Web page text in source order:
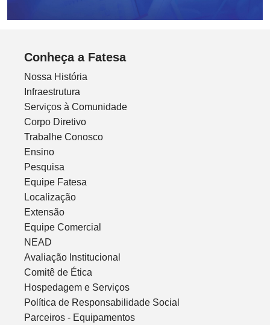
Conheça a Fatesa
Nossa História
Infraestrutura
Serviços à Comunidade
Corpo Diretivo
Trabalhe Conosco
Ensino
Pesquisa
Equipe Fatesa
Localização
Extensão
Equipe Comercial
NEAD
Avaliação Institucional
Comitê de Ética
Hospedagem e Serviços
Política de Responsabilidade Social
Parceiros - Equipamentos